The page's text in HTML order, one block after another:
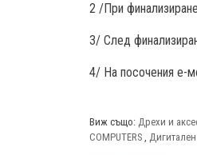
2 /При
3/ След
4/ На посочения е-
Виж също: Дрехи и
COMPUTERS , Дигитален